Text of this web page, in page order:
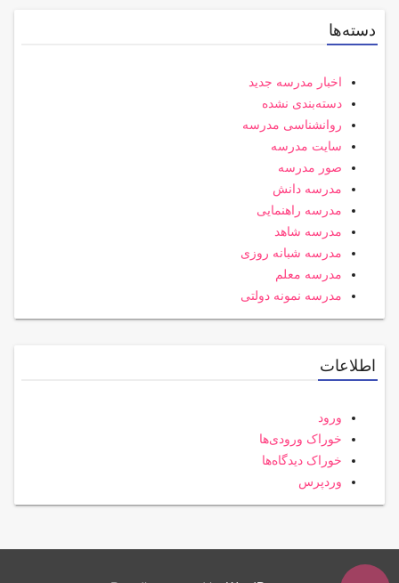
دسته‌ها
اخبار مدرسه جدید
دسته‌بندی نشده
روانشناسی مدرسه
سایت مدرسه
صور مدرسه
مدرسه دانش
مدرسه راهنمایی
مدرسه شاهد
مدرسه شبانه روزی
مدرسه معلم
مدرسه نمونه دولتی
اطلاعات
ورود
خوراک ورودی‌ها
خوراک دیدگاه‌ها
وردپرس